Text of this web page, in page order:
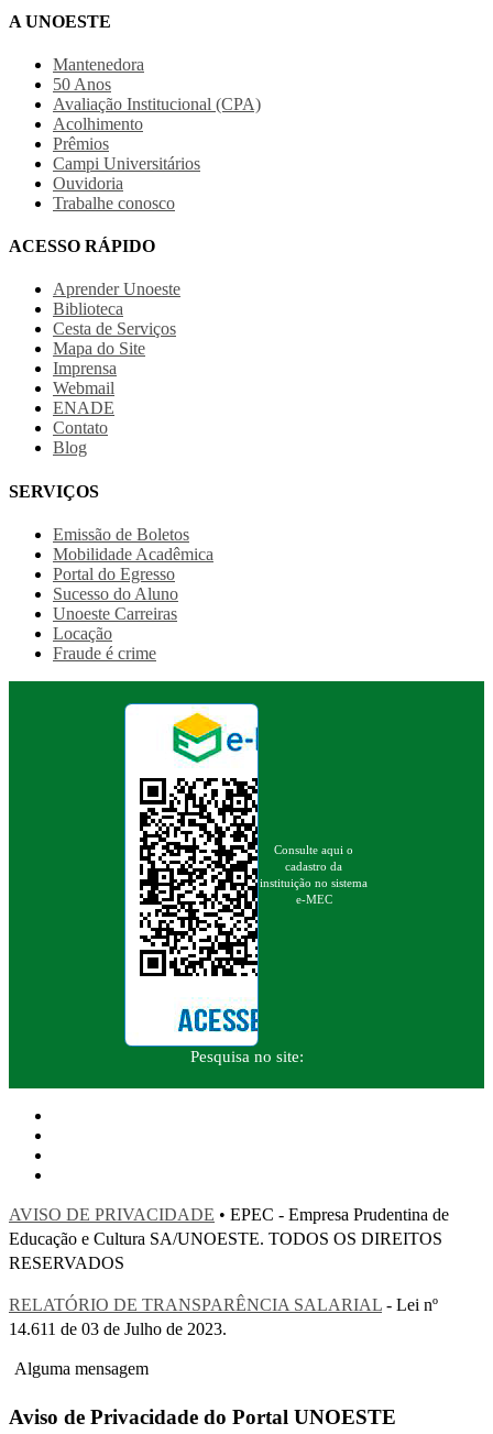
A UNOESTE
Mantenedora
50 Anos
Avaliação Institucional (CPA)
Acolhimento
Prêmios
Campi Universitários
Ouvidoria
Trabalhe conosco
ACESSO RÁPIDO
Aprender Unoeste
Biblioteca
Cesta de Serviços
Mapa do Site
Imprensa
Webmail
ENADE
Contato
Blog
SERVIÇOS
Emissão de Boletos
Mobilidade Acadêmica
Portal do Egresso
Sucesso do Aluno
Unoeste Carreiras
Locação
Fraude é crime
Consulte aqui o
cadastro da
instituição no sistema
e-MEC
Pesquisa no site:
AVISO DE PRIVACIDADE • EPEC - Empresa Prudentina de
Educação e Cultura SA/UNOESTE. TODOS OS DIREITOS
RESERVADOS
RELATÓRIO DE TRANSPARÊNCIA SALARIAL - Lei nº
14.611 de 03 de Julho de 2023.
Alguma mensagem
Aviso de Privacidade do Portal UNOESTE